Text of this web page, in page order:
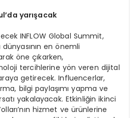
’da yarışacak
INFLOW Global Summit,
en önemli
öne çıkarken,
tercihlerine yön veren dijital
getirecek. Influencerlar,
bilgi paylaşımı yapma ve
yakalayacak. Etkinliğin ikinci
hizmet ve ürünlerine